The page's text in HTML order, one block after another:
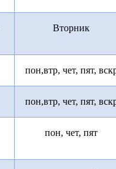
Вторник
пон,втр, чет, пят,
пон,втр, чет, пят,
пон, чет, пят